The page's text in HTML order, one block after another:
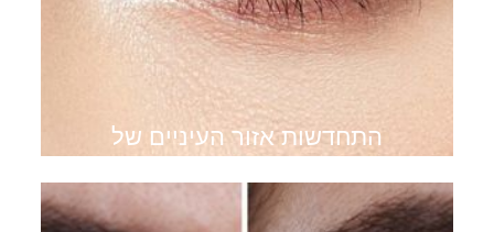
התחדשות אזור העיניים של
קוטור עיניים